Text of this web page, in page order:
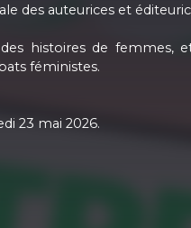
des auteurices et
histoires de femmes, et
féministes.
23 mai 2026.